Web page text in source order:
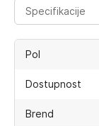
Specifikacije
Pol
Dostupnost
Brend